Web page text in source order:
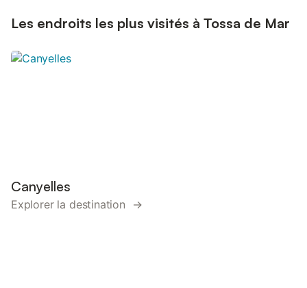
Les endroits les plus visités à Tossa de Mar
Canyelles
Explorer la destination →